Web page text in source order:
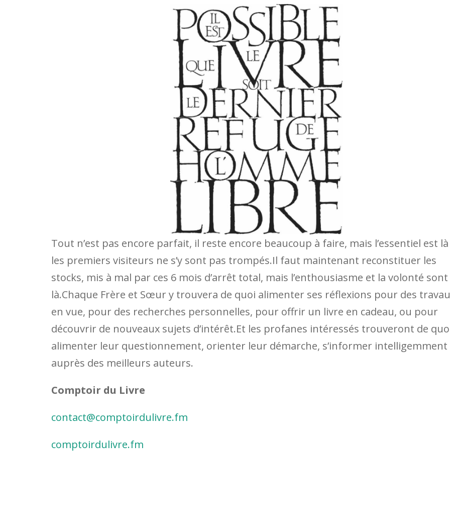
Tout n’est pas encore parfait, il reste encore beaucoup à faire, mais l’essentiel est
les premiers visiteurs ne s’y sont pas trompés.Il faut maintenant reconstituer les
stocks, mis à mal par ces 6 mois d’arrêt total, mais l’enthousiasme et la volonté sont
là.Chaque Frère et Sœur y trouvera de quoi alimenter ses réflexions pour des
en vue, pour des recherches personnelles, pour offrir un livre en cadeau, ou pour
découvrir de nouveaux sujets d’intérêt.Et les profanes intéressés trouveront de
alimenter leur questionnement, orienter leur démarche, s’informer intelligemment
auprès des meilleurs auteurs.
Comptoir du Livre
contact@comptoirdulivre.fm
comptoirdulivre.fm